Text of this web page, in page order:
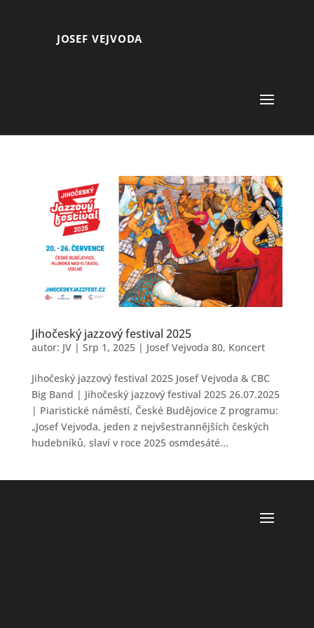
JOSEF VEJVODA
Jihočeský jazzový festival 2025
autor: JV| Srp 1, 2025| Josef Vejvoda 80, Koncert
Jihočeský jazzový festival 2025 Josef Vejvoda & CBC
Big Band | Jihočeský jazzový festival 2025 26.07.2025
| Piaristické náměstí, České Budějovice Z programu:
„Josef Vejvoda, jeden z nejvšestrannějších českých
hudebníků, slaví v roce 2025 osmdesáté...